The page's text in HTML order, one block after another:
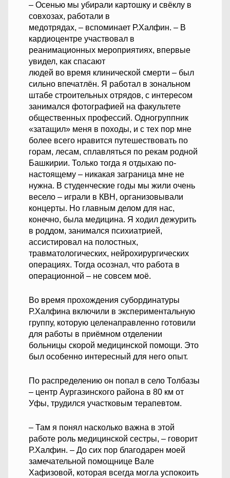
– Осенью мы убирали картошку и свёклу в
совхозах, работали в
медотрядах, – вспоминает Р.Халфин. – В
кардиоцентре участвовал в
реанимационных мероприятиях, впервые
увидел, как спасают
людей во время клинической смерти – был
сильно впечатлён. Я работал в зональном
штабе строительных отрядов, с интересом
занимался фотографией на факультете
общественных профессий. Одногруппник
«затащил» меня в походы, и с тех пор мне
более всего нравится путешествовать по
горам, лесам, сплавляться по рекам родной
Башкирии. Только тогда я отдыхаю по-
настоящему – никакая заграница мне не
нужна. В студенческие годы мы жили очень
весело – играли в КВН, организовывали
концерты. Но главным делом для нас,
конечно, была медицина. Я ходил дежурить
в роддом, занимался психиатрией,
ассистировал на полостных,
травматологических, нейрохирургических
операциях. Тогда осознал, что работа в
операционной – не совсем моё.
Во время прохождения субординатуры
Р.Халфина включили в экспериментальную
группу, которую целенаправленно готовили
для работы в приёмном отделении
больницы скорой медицинской помощи. Это
был особенно интересный для него опыт.
По распределению он попал в село Толбазы
– центр Аургазинского района в 80 км от
Уфы, трудился участковым терапевтом.
– Там я понял насколько важна в этой
работе роль медицинской сестры, – говорит
Р.Халфин. – До сих пор благодарен моей
замечательной помощнице Вале
Хафизовой, которая всегда могла успокоить